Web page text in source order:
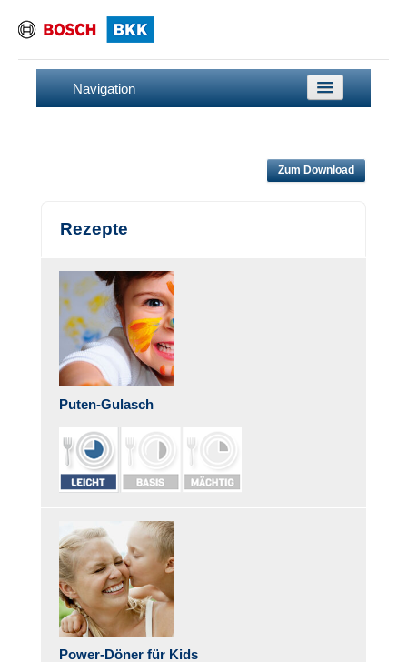
Navigation
Die besten Hausmittel
Gesunde Kinderfüße
Ernährung & Bewegung
Grundlagen gesunder
Kinderernährung
So kommen Kinder auf den
guten Geschmack
Kind & Psyche
Kinderseele in Not
Zum Download
Rezepte
Puten-Gulasch
Power-Döner für Kids